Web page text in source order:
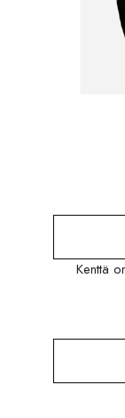
Kenttä